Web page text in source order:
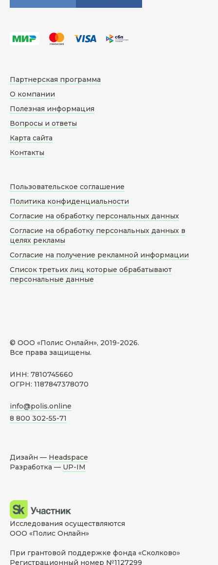
© ООО «Полис Онлайн», 2019-2026.
Все права защищены.
ИНН: 7810745660
ОГРН: 1187847378070
info@polis.online
8 800 302-55-71
Партнерская программа
О компании
Полезная информация
Вопросы и ответы
Карта сайта
Контакты
Пользовательское соглашение
Политика конфиденциальности
Согласие на обработку персональных данных
Согласие на обработку персональных данных в
целях рекламы
Согласие на получение рекламной информации
Список третьих лиц которые обрабатывают
персональные данные
Дизайн — Headspace
Разработка — UP-IM
Исследования осуществляются
ООО «Полис Онлайн»
При грантовой поддержке фонда «Сколково»
Регистрационный номер №1127299